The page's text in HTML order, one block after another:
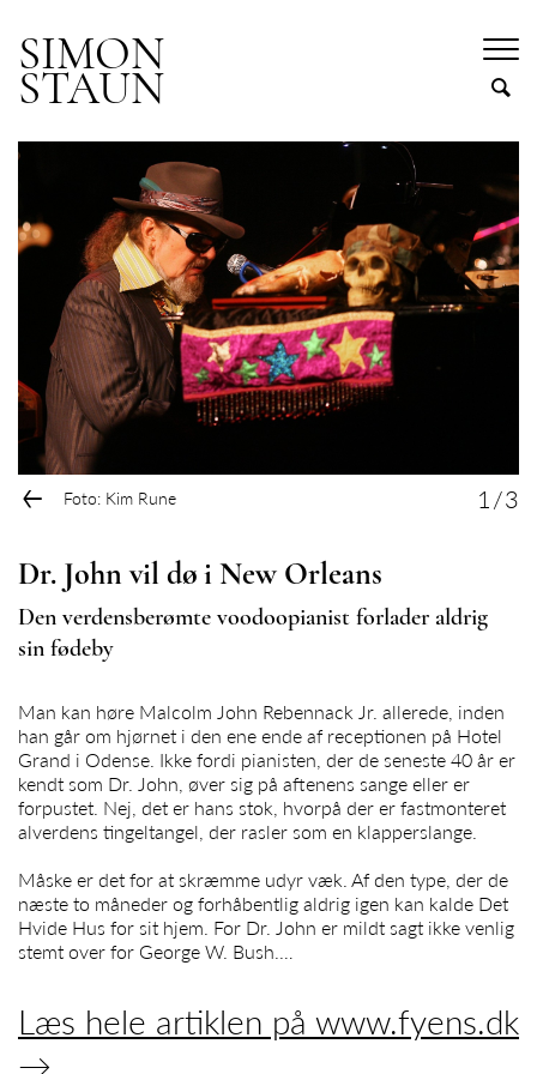
SIMON
STAUN
← Foto: Kim Rune 1 /3
Dr. John vil dø i New Orleans
Den verdensberømte voodoopianist forlader aldrig
sin fødeby
Man kan høre Malcolm John Rebennack Jr. allerede, inden
han går om hjørnet i den ene ende af receptionen på Hotel
Grand i Odense. Ikke fordi pianisten, der de seneste 40 år er
kendt som Dr. John, øver sig på aftenens sange eller er
forpustet. Nej, det er hans stok, hvorpå der er fastmonteret
alverdens tingeltangel, der rasler som en klapperslange.
Måske er det for at skræmme udyr væk. Af den type, der de
næste to måneder og forhåbentlig aldrig igen kan kalde Det
Hvide Hus for sit hjem. For Dr. John er mildt sagt ikke venlig
stemt over for George W. Bush.…
Læs hele artiklen på www.fyens.dk
→